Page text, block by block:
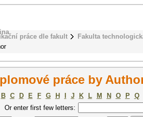
práce dle fakult
Fakulta
práce by
B C D E F G H J K L M N O P
Q
Or enter first few letters: